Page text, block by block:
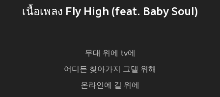
เนื้อเพลง Fly High (feat. Baby Soul)
무대 위에 tv에
어디든 찾아가지 그댈 위해
온라인에 길 위에